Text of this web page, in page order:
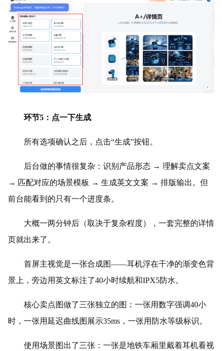
环节5：点一下生成
所有选项确认之后，点击“生成”按钮。
后台做的事情很复杂：识别产品形态 → 理解卖点文案
→ 匹配对应的场景模板 → 生成英文文案 → 排版输出。但
前台能看到的只有一个进度条。
大概一两分钟后（取决于复杂程度），一套完整的详情
页就出来了。
首屏主视觉是一张合成图——耳机浮在干净的渐变色背
景上，旁边用英文标注了40小时续航和IPX5防水。
核心卖点图做了三张独立的图：一张用数字强调40小
时，一张用延迟曲线图展示35ms，一张用防水等级标识。
使用场景图出了三张：一张是地铁车厢里戴着耳机看视